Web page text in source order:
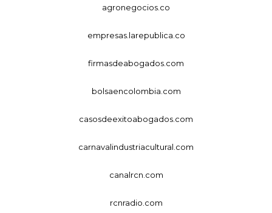
agronegocios.co
empresas.larepublica.co
firmasdeabogados.com
bolsaencolombia.com
casosdeexitoabogados.com
carnavalindustriacultural.com
canalrcn.com
rcnradio.com